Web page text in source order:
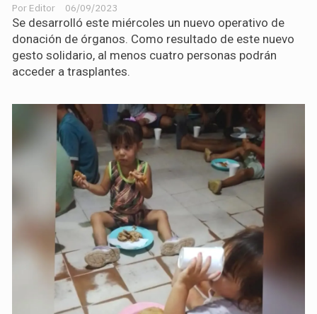
Editor 06/09/2023
Se desarrolló este miércoles un nuevo operativo de
donación de órganos. Como resultado de este nuevo
gesto solidario, al menos cuatro personas podrán
acceder a trasplantes.